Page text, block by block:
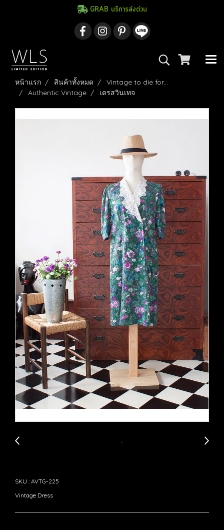
GRAB บริการส่งด่วน
หน้าแรก สินค้าทั้งหมด
Vintage to die for...
Authentic Vintage
เดรสวินเทจ
SKU : AVTG-225
Vintage Dress